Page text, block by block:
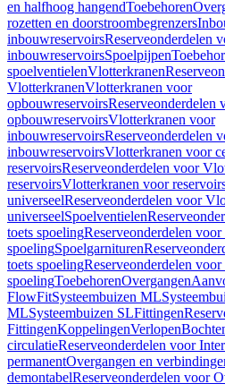
en halfhoog hangendToebehoren
rozetten en doorstroombegrenzers
inbouwreservoirsReserveonderdelen
inbouwreservoirsSpoelpijpen
spoelventielenVlotterkranen
VlotterkranenVlotterkranen voor
opbouwreservoirsReserveonderdelen
opbouwreservoirsVlotterkranen voor
inbouwreservoirsReserveonderdelen
inbouwreservoirsVlotterkranen voor
reservoirsReserveonderdelen voor
reservoirsVlotterkranen voor
universeelReserveonderdelen voor
universeelSpoelventielen
toets spoelingReserveonderdelen voor
spoelingSpoelgarnituren
toets spoelingReserveonderdelen voor
spoelingToebehorenOvergangen
FlowFitSysteembuizen ML
MLSysteembuizen SLFittingen
FittingenKoppelingenVerlopen
circulatieReserveonderdelen voor
permanentOvergangen en
demontabelReserveonderdelen voor